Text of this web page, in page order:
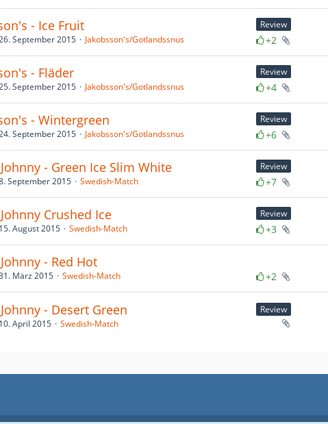
Review
- Ice Fruit
+2
September 2015 Jakobsson's/Gotlandssnus
Review
- Fläder
+4
September 2015 Jakobsson's/Gotlandssnus
Review
- Wintergreen
+6
September 2015 Jakobsson's/Gotlandssnus
Review
- Green Ice Slim White
+7
September 2015 Swedish-Match
Review
Crushed Ice
+3
15. August 2015 Swedish-Match
- Red Hot
+2
März 2015 Swedish-Match
Review
- Desert Green
10. April 2015 Swedish-Match